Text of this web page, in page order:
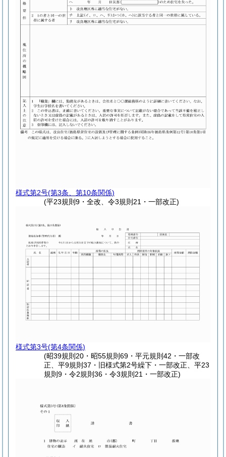
様式第2号(第3条、第10条関係)
(平23規則9・全改、令3規則21・一部改正)
様式第3号(第4条関係)
(昭39規則20・昭55規則69・平元規則42・一部改
正、平9規則37・旧様式第2号繰下・一部改正、平23
規則9・令2規則36・令3規則21・一部改正)